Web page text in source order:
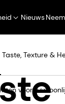
Nieuws
Taste, Texture &
voor